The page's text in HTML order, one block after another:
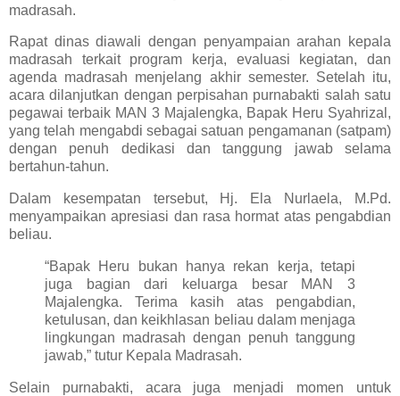
madrasah.
Rapat dinas diawali dengan penyampaian arahan kepala
madrasah terkait program kerja, evaluasi kegiatan, dan
agenda madrasah menjelang akhir semester. Setelah itu,
acara dilanjutkan dengan perpisahan purnabakti salah satu
pegawai terbaik MAN 3 Majalengka, Bapak Heru Syahrizal ,
yang telah mengabdi sebagaisatuan pengamanan (satpam)
dengan penuh dedikasi dan tanggung jawab selama
bertahun-tahun.
Dalam kesempatan tersebut, Hj. Ela Nurlaela, M.Pd.
menyampaikan apresiasi dan rasa hormat atas pengabdian
beliau.
“Bapak Heru bukan hanya rekan kerja, tetapi
juga bagian dari keluarga besar MAN 3
Majalengka. Terima kasih atas pengabdian,
ketulusan, dan keikhlasan beliau dalam menjaga
lingkungan madrasah dengan penuh tanggung
jawab,” tutur Kepala Madrasah.
Selain purnabakti, acara juga menjadi momen untuk